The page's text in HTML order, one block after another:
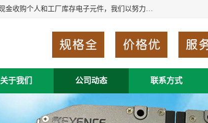
深圳市福田区诚芯源电子商行长期回收基恩士读码器、回收基恩士传感器，高价现金收购个人和工厂库存电子元件，我们以努力处事、以诚信待人，能迅速为客户消化库存、减少仓储、回笼资金，我们交易灵活方便，现金支付，价格合 理，尽量满足客户的要求，提供一条龙服务。
关于我们 公司动态 联系方式